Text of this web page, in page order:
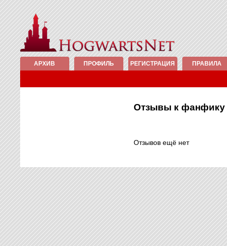
АРХИВ ПРОФИЛЬ РЕГИСТРАЦИЯ ПРАВИЛА
Отзывы к фанфику
Отзывов ещё нет